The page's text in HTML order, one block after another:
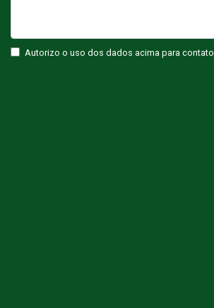
Autorizo o uso dos dados acima para contato.